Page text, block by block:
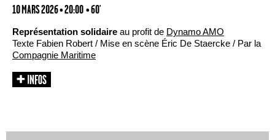
10 MARS 2026 • 20:00 • 60'
Représentation solidaire au profit de Dynamo AMO
Texte Fabien Robert / Mise en scène Éric De Staercke / Par la
Compagnie Maritime